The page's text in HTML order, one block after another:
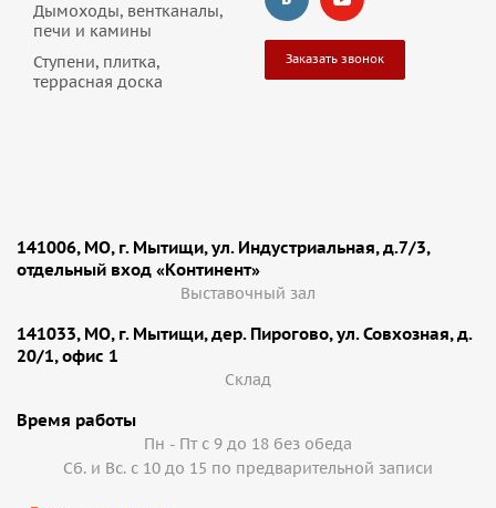
Дымоходы, вентканалы,
печи и камины
Ступени, плитка,
террасная доска
Заказать звонок
141006, МО, г. Мытищи, ул. Индустриальная, д.7/3,
отдельный вход «Континент»
Выставочный зал
141033, МО, г. Мытищи, дер. Пирогово, ул. Совхозная, д.
20/1, офис 1
Cклад
Время работы
Пн - Пт с 9 до 18 без обеда
Сб. и Вс. с 10 до 15 по предварительной записи